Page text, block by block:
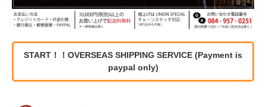
START！！OVERSEAS SHIPPING SERVICE (Payment is
paypal only)